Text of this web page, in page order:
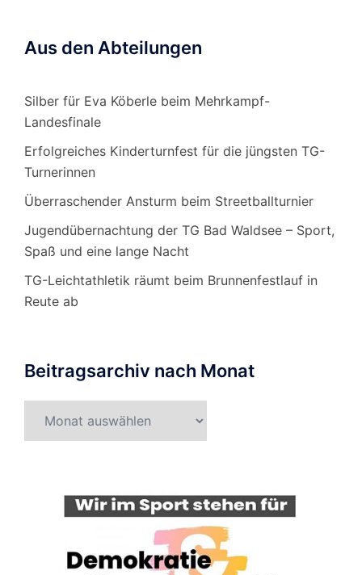
Aus den Abteilungen
Silber für Eva Köberle beim Mehrkampf-
Landesfinale
Erfolgreiches Kinderturnfest für die jüngsten TG-
Turnerinnen
Überraschender Ansturm beim Streetballturnier
Jugendübernachtung der TG Bad Waldsee – Sport,
Spaß und eine lange Nacht
TG-Leichtathletik räumt beim Brunnenfestlauf in
Reute ab
Beitragsarchiv nach Monat
nach